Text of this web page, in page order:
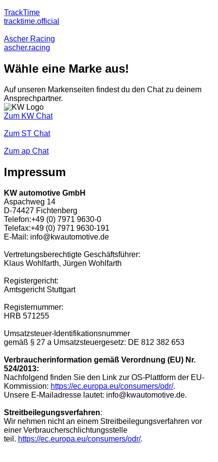
TrackTime
tracktime.official
Ascher Racing
ascher.racing
Wähle eine Marke aus!
Auf unseren Markenseiten findest du den Chat zu deinem
Ansprechpartner.
Zum KW Chat
Zum ST Chat
Zum ap Chat
Impressum
KW automotive GmbH
Aspachweg 14
D-74427 Fichtenberg
Telefon:+49 (0) 7971 9630-0
Telefax:+49 (0) 7971 9630-191
E-Mail: info@kwautomotive.de
Vertretungsberechtigte Geschäftsführer:
Klaus Wohlfarth, Jürgen Wohlfarth
Registergericht:
Amtsgericht Stuttgart
Registernummer:
HRB 571255
Umsatzsteuer-Identifikationsnummer
gemäß § 27 a Umsatzsteuergesetz: DE 812 382 653
Verbraucherinformation gemäß Verordnung (EU) Nr.
524/2013:
Nachfolgend finden Sie den Link zur OS-Plattform der EU-
Kommission: https://ec.europa.eu/consumers/odr/.
Unsere E-Mailadresse lautet: info@kwautomotive.de.
Streitbeilegungsverfahren:
Wir nehmen nicht an einem Streitbeilegungsverfahren vor
einer Verbraucherschlichtungsstelle
teil. https://ec.europa.eu/consumers/odr/.